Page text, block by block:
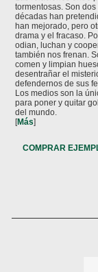
tormentosas. Son
décadas han
han mejorado, pero
drama y el fracaso.
odian, luchan y
también nos frenan.
comen y limpian
desentrañar el
defendernos de sus
Los medios son la
para poner y quitar
del mundo.
[Más]
COMPRAR